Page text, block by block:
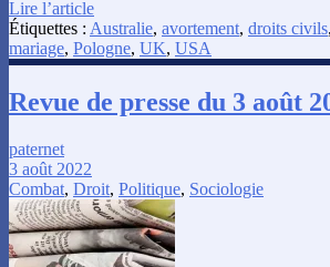
Lire l’article
Étiquettes : Australie, avortement, droits civils,
mariage, Pologne, UK, USA
Revue de presse du 3 août
paternet
3 août 2022
Combat, Droit, Politique, Sociologie